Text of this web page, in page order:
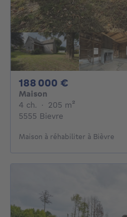
188 000 €
Maison
4 ch. 4 chambres
· 205 m²
5555 Bievre
Maison à réhabiliter à Bièvre